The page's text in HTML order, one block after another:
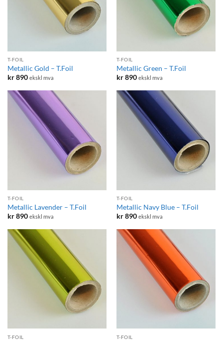
T-FOIL
Metallic Gold – T.Foil
kr890 ekskl mva
T-FOIL
Metallic Green – T.Foil
kr890 ekskl mva
T-FOIL
Metallic Lavender – T.Foil
kr890 ekskl mva
T-FOIL
Metallic Navy Blue – T.Foil
kr890 ekskl mva
T-FOIL T-FOIL